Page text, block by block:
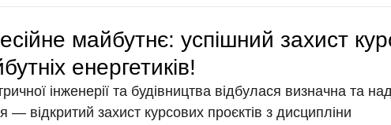
майбутнє: успішний захист
енергетиків!
інженерії та будівництва відбулася визначна та
— відкритий захист курсових проєктів з дисципліни